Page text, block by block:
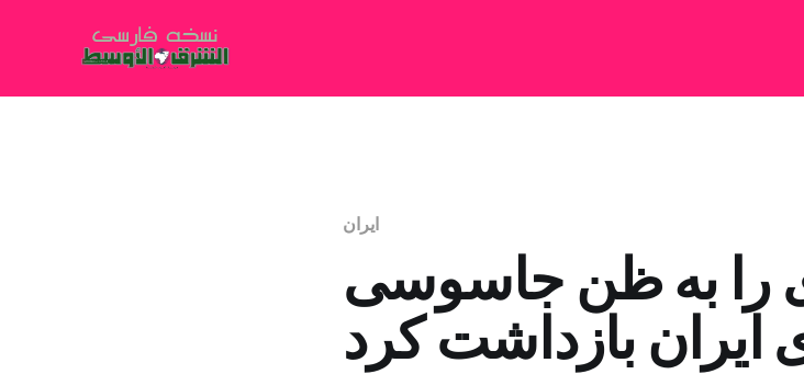
ایران
را به ظن جاسوسی
ایران بازداشت کرد